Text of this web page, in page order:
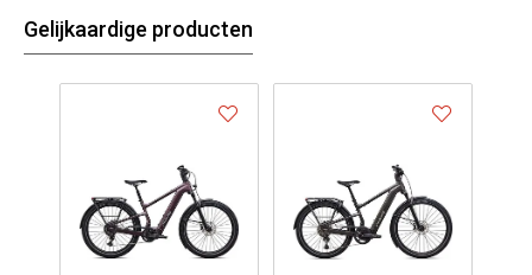
Gelijkaardige producten